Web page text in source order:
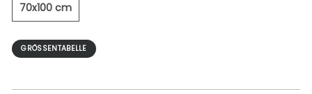
70x100 cm
GRÖSSENTABELLE